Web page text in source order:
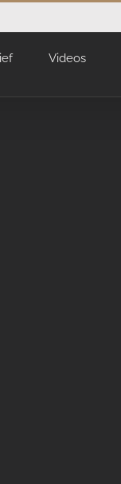
Videos